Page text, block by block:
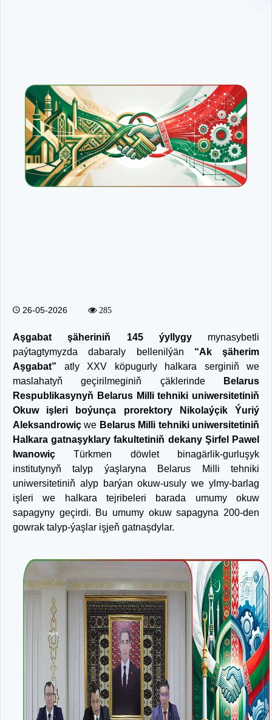
26-05-2026 285
Aşgabat şäheriniň 145 ýyllygymynasybetli
paýtagtymyzda dabaraly bellenilýän “Ak şäherim
Aşgabat” atly XXV köpugurly halkara serginiň we
maslahatyň geçirilmeginiň çäklerinde
Belarus
Respublikasynyň Belarus Milli tehniki uniwersitetiniň
Okuw işleri boýunça prorektory Nikolaýçik Ýuriý
Aleksandrowiç we Belarus Milli tehniki uniwersitetiniň
Halkara gatnaşyklary fakultetiniň dekany Şirfel Pawel
Iwanowiç Türkmen döwlet binagärlik-gurluşyk
institutynyň talyp ýaşlaryna Belarus Milli tehniki
uniwersitetiniň alyp barýan okuw-usuly we ylmy-barlag
işleri we halkara tejribeleri barada umumy okuw
sapagyny geçirdi. Bu umumy okuw sapagyna 200-den
gowrak talyp-ýaşlar işjeň gatnaşdylar.